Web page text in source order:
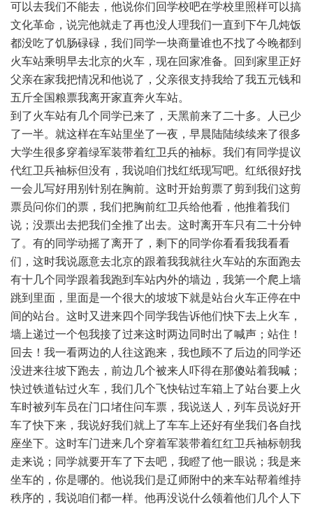
可以去我们不能去，他说你们回学校吧在学校里照样可以搞
文化革命，说完他就走了再也没人理我们一直到下午几炖饭
都没吃了饥肠碌碌，我们同学一块商量谁也不找了今晚都到
火车站乘明早去北京的火车，现在回家准备。回到家里正好
父亲在家我把情况和他说了，父亲很支持我给了我五元钱和
五斤全国粮票我离开家直奔火车站。
到了火车站有几个同学已来了，天黑前来了二十多。人已少
了一半。就这样在车站里坐了一夜，早晨陆陆续续来了很多
大学生很多穿着绿军装带着红卫兵的袖标。我们有同学提议
代红卫兵袖标但没有，我说咱们找红纸现写吧。红纸很好找
一会儿写好用别针别在胸前。这时开始剪票了剪到我们这剪
票员问你们的票，我们把胸前红卫兵给他看，他推着我们
说；没票出去把我们全推了出去。这时离开车只有二十分钟
了。有的同学动摇了离开了，剩下的同学你看看我我看看
们，这时我说愿意去北京的跟着我我就往火车站的东面跑去
有十几个同学跟着我跑到车站内外的墙边，我第一个爬上墙
跳到里面，里面是一个很大的坡坡下就是站台火车正停在中
间的站台。这时又进来四个同学我告诉他们快下去上火车，
墙上递过一个包我接了过来这时两边同时出了喊声；站住！
回去！我一看两边的人往这跑来，我也顾不了后边的同学还
没进来往坡下跑去，前边几个被来人吓得在那傻站着我喊；
快过铁道钻过火车，我们几个飞快钻过车箱上了站台要上火
车时被列车员在门口堵住问车票，我说送人，列车员说好开
车了快下来，我说好我们就上了车车上还好有坐我们各自找
座坐下。这时车门进来几个穿着军装带着红红卫兵袖标朝我
走来说；同学就要开车了下去吧，我瞪了他一眼说；我是来
坐车的，你是哪的。他说我们是辽师附中的来车站帮着维持
秩序的，我说咱们都一样。他再没说什么领着他们几个人下